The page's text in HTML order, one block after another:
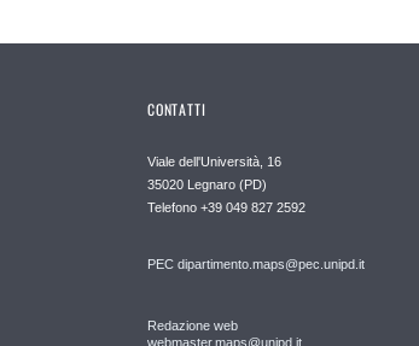
CONTATTI
Viale dell'Università, 16
35020 Legnaro (PD)
Telefono +39 049 827 2592
PEC dipartimento.maps@pec.unipd.it
Redazione web
webmaster.maps@unipd.it